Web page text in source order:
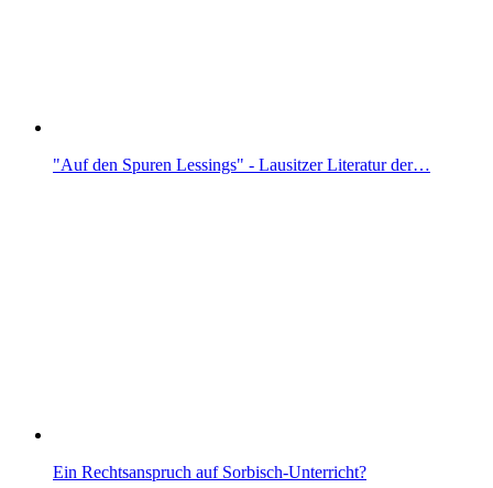
"Auf den Spuren Lessings" - Lausitzer Literatur der…
Ein Rechtsanspruch auf Sorbisch-Unterricht?